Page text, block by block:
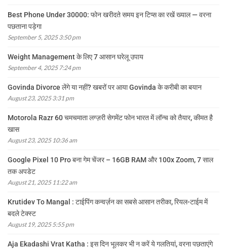
Best Phone Under 30000: फोन खरीदते समय इन टिप्स का रखें ख्याल — वरना
पछताना पड़ेगा
September 5, 2025 3:50 pm
Weight Management के लिए 7 आसान घरेलू उपाय
September 4, 2025 7:24 pm
Govinda Divorce लेंगे या नहीं? खबरों पर आया Govinda के करीबी का बयान
August 23, 2025 3:31 pm
Motorola Razr 60 चमचमाता लग्ज़री सेगमेंट फोन भारत में लॉन्च को तैयार, कीमत है
खास
August 23, 2025 10:36 am
Google Pixel 10 Pro बना गेम चेंजर – 16GB RAM और 100x Zoom, 7 साल
तक अपडेट
August 21, 2025 11:22 am
Krutidev To Mangal : टाईपिंग कन्वर्ज़न का सबसे आसान तरीका, रियल-टाईम में
बदले टेक्स्ट
August 19, 2025 5:55 pm
Aja Ekadashi Vrat Katha : इस दिन भूलकर भी न करें ये गलतियां, वरना पछताएंगे